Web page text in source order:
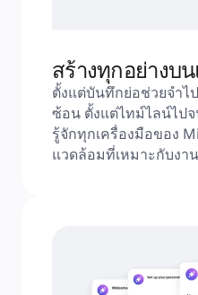
สร้างทุกอย่างบ
ตั้งแต่บันทึกย่อช่วยจำไ
ซ้อน ตั้งแต่ไทม์ไลน์ไป
รู้จักทุกเครื่องมือของ
แวดล้อมที่เหมาะกับง